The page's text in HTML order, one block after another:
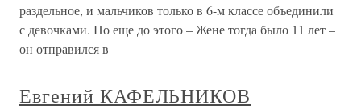
раздельное, и мальчиков только в 6-м классе объединили
с девочками. Но еще до этого – Жене тогда было 11 лет –
он отправился в
Евгений КАФЕЛЬНИКОВ